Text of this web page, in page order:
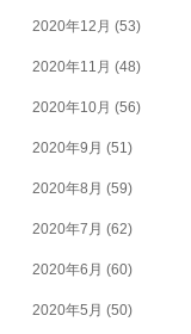
2020年12月 (53)
2020年11月 (48)
2020年10月 (56)
2020年9月 (51)
2020年8月 (59)
2020年7月 (62)
2020年6月 (60)
2020年5月 (50)